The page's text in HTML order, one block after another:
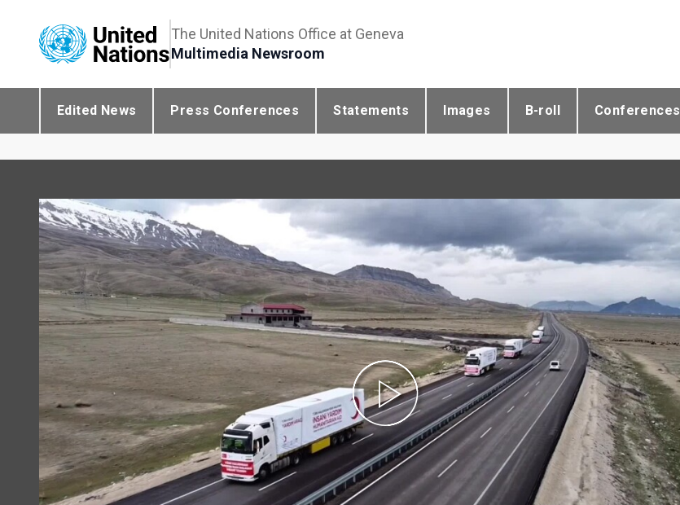
The United Nations Office at Geneva
Multimedia Newsroom
Edited News Press Conferences Statements Images B-roll Conferences